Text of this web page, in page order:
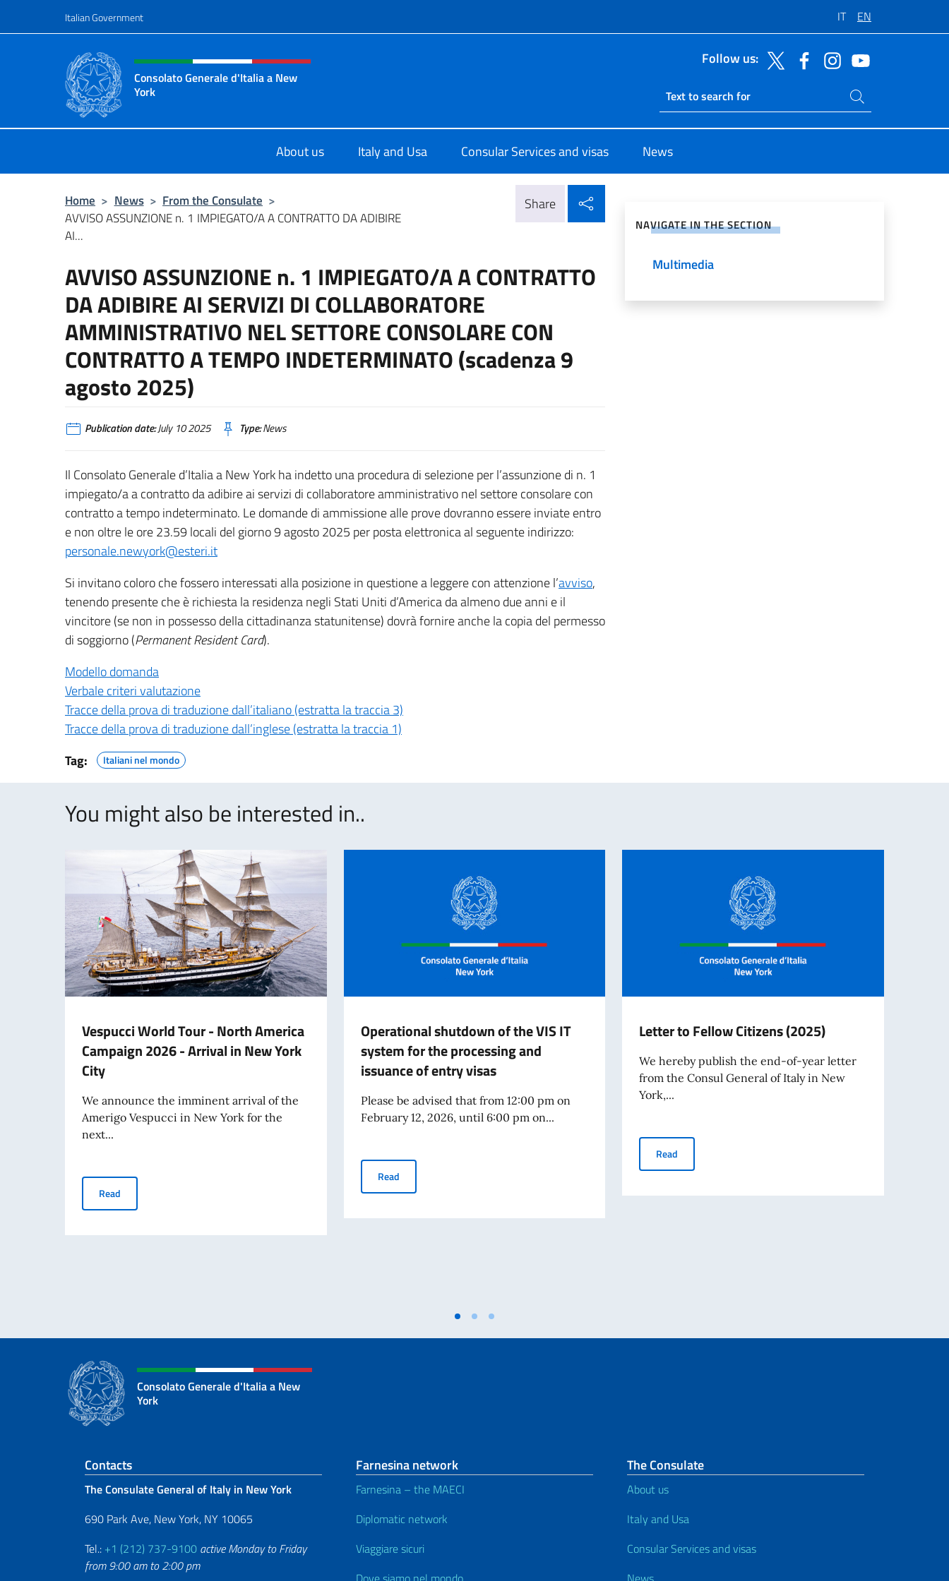
Italian Government IT EN
Header, social and menu of site
Consolato Generale d'Italia a New
York
Follow us:
Ricerca sito live
Search on site
About us Italy and Usa Consular Services and visas News
Home > News > From the Consulate >
AVVISO ASSUNZIONE n. 1 IMPIEGATO/A A CONTRATTO DA ADIBIRE
AI...
Share
AVVISO ASSUNZIONE n. 1 IMPIEGATO/A A CONTRATTO
DA ADIBIRE AI SERVIZI DI COLLABORATORE
AMMINISTRATIVO NEL SETTORE CONSOLARE CON
CONTRATTO A TEMPO INDETERMINATO (scadenza 9
agosto 2025)
Publication date:July 10 2025 Type:News
Il Consolato Generale d’Italia a New York ha indetto una procedura di selezione per l’assunzione di n. 1
impiegato/a a contratto da adibire ai servizi di collaboratore amministrativo nel settore consolare con
contratto a tempo indeterminato. Le domande di ammissione alle prove dovranno essere inviate entro
e non oltre le ore 23.59 locali del giorno 9 agosto 2025 per posta elettronica al seguente indirizzo:
personale.newyork@esteri.it
Si invitano coloro che fossero interessati alla posizione in questione a leggere con attenzione l’avviso,
tenendo presente che è richiesta la residenza negli Stati Uniti d’America da almeno due anni e il
vincitore (se non in possesso della cittadinanza statunitense) dovrà fornire anche la copia del permesso
di soggiorno (Permanent Resident Card).
Modello domanda
Verbale criteri valutazione
Tracce della prova di traduzione dall’italiano (estratta la traccia 3)
Tracce della prova di traduzione dall’inglese (estratta la traccia 1)
Tag:
Italiani nel mondo
NAVIGATE IN THE SECTION
Multimedia
You might also be interested in..
Vespucci World Tour - North America
Campaign 2026 - Arrival in New York
City
We announce the imminent arrival of the
Amerigo Vespucci in New York for the
next...
Read Vespucci World Tour - North America Campaign 2026 - Arrival in New York City
Operational shutdown of the VIS IT
system for the processing and
issuance of entry visas
Please be advised that from 12:00 pm on
February 12, 2026, until 6:00 pm on...
ReadOperational shutdown of the VIS IT system for the processing and issuance of entry visas
Letter to Fellow Citizens (2025)
We hereby publish the end-of-year letter
from the Consul General of Italy in New
York,...
Read
Consolato Generale d'Italia a New
York
Footer section
Contacts
The Consulate General of Italy in New York
690 Park Ave, New York, NY 10065
Tel.: +1 (212) 737-9100 active Monday to Friday
from 9:00 am to 2:00 pm
Farnesina network
Farnesina – the MAECI
Diplomatic network
Viaggiare sicuri
The Consulate
About us
Italy and Usa
Consular Services and visas